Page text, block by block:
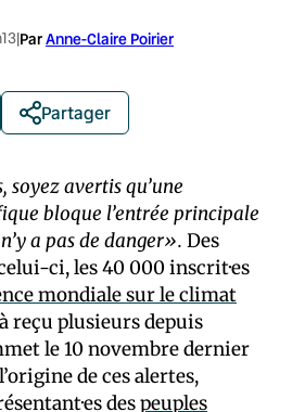
|ParAnne-Claire Poirier
Partager
avertis qu’une
bloque l’entrée principale
a pas de danger». Des
ci, les 40 000 inscrit·es
mondiale sur le climat
reçu plusieurs depuis
le 10 novembre dernier
de ces alertes,
despeuples